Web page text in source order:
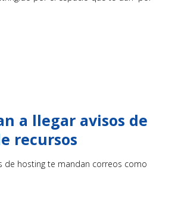
a llegar avisos de
recursos
de hosting te mandan correos como